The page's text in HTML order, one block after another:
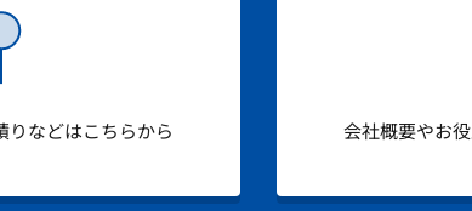
りなどはこちらから 会社概要やお